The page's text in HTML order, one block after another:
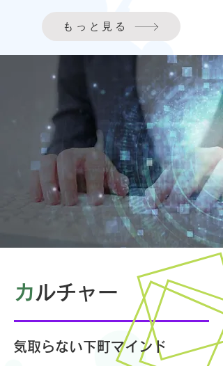
もっと見る
カ ルチャー
気取らない下町マインド